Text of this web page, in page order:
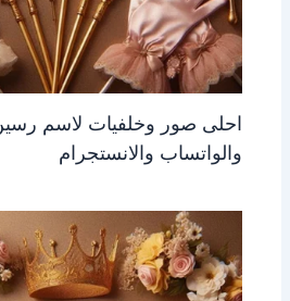
احلى صور وخلفيات لاسم
والواتساب والانستجرام